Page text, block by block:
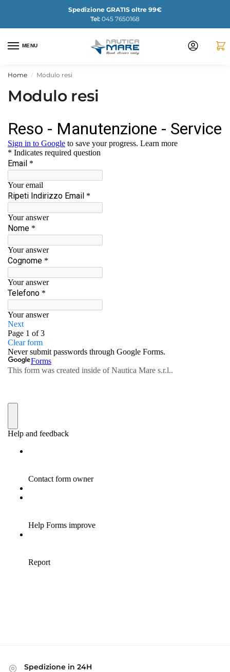
Spedizione GRATIS oltre 99€
Tel: 045 7650168
MENU
Home / Modulo resi
Modulo resi
Spedizione in 24H